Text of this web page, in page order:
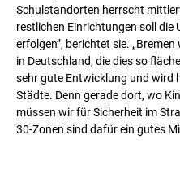
Schulstandorten herrscht
restlichen Einrichtungen soll
erfolgen”, berichtet sie.
in Deutschland, die dies so
sehr gute Entwicklung und wird
Städte. Denn gerade dort, wo
müssen wir für Sicherheit im
30-Zonen sind dafür ein gutes